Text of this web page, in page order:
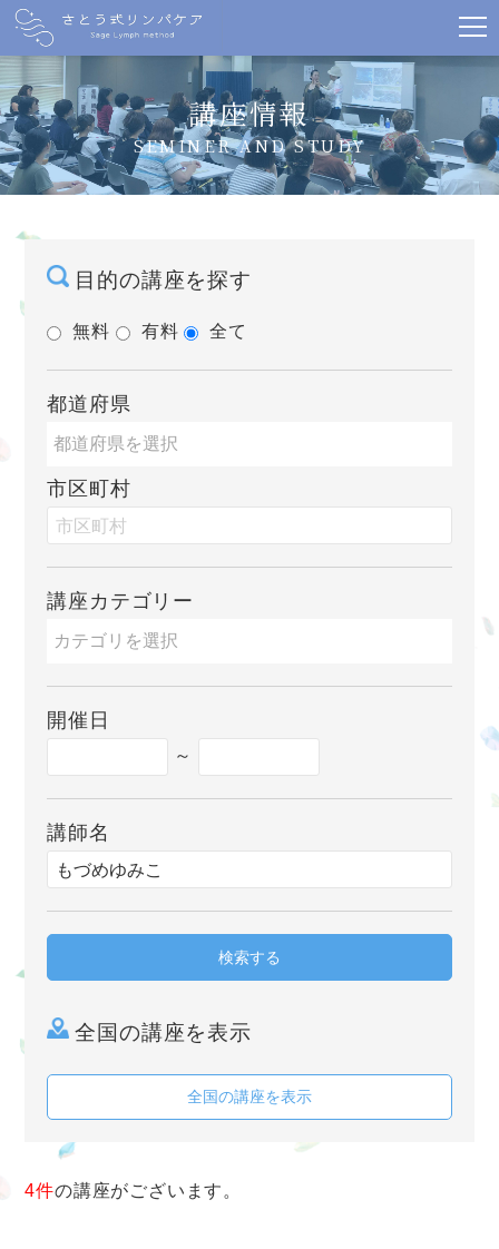
講座情報
SEMINER AND STUDY
目的の講座を探す
無料 有料 全て
都道府県
市区町村
講座カテゴリー
開催日
～
講師名
検索する
全国の講座を表示
全国の講座を表示
4件の講座がございます。